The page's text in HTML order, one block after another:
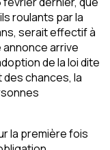
roulants par la
serait effectif à
arrive
de laloi dite
des chances, la
la première fois